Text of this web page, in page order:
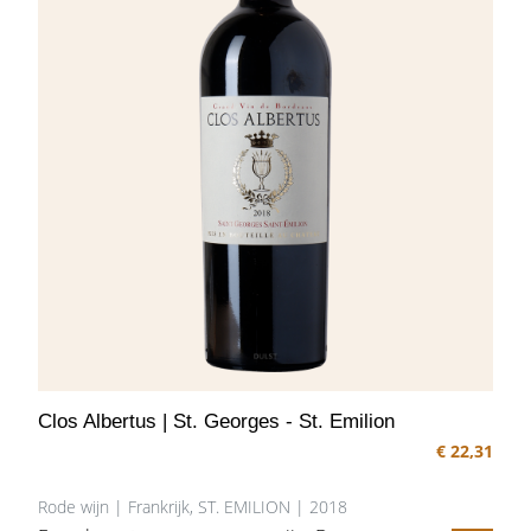
Clos Albertus | St. Georges - St. Emilion
€ 22,31
Rode wijn | Frankrijk, ST. EMILION | 2018